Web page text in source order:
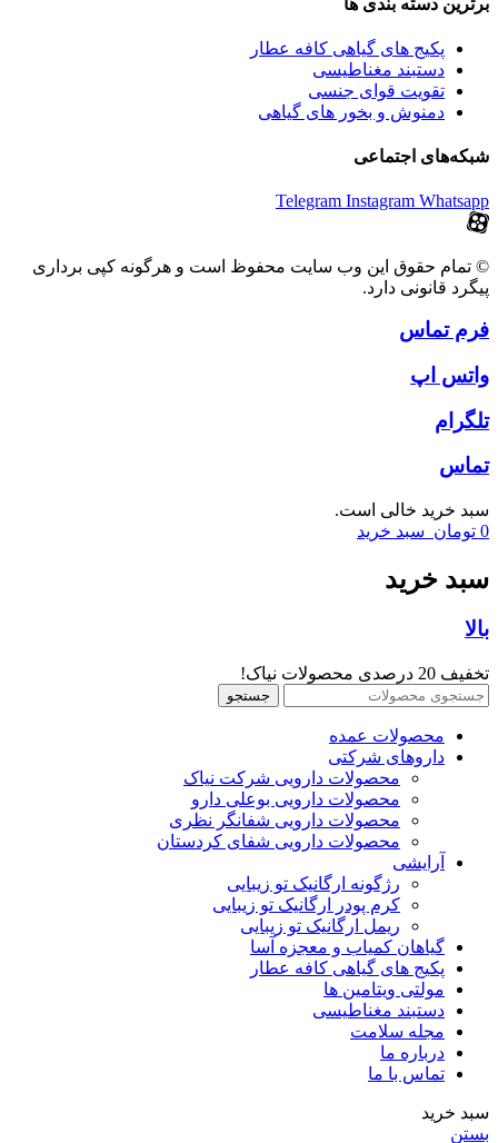
پکیج های گیاهی کافه عطار
دستبند مغناطیسی
تقویت قوای جنسی
دمنوش و بخور های گیاهی
شبکه‌های اجتماعی
Telegram Instagram Whatsapp
© تمام حقوق این وب سایت محفوظ است و هرگونه کپی برداری
پیگرد قانونی دارد.
فرم تماس
واتس اپ
تلگرام
تماس
سبد خرید خالی است.
0 تومان سبد خرید
سبد خرید
بالا
تخفیف 20 درصدی محصولات نیاک!
جستجو
محصولات عمده
داروهای شرکتی
محصولات دارویی شرکت نیاک
محصولات دارویی بوعلی دارو
محصولات دارویی شفانگر نظری
محصولات دارویی شفای کردستان
آرایشی
رژگونه ارگانیک تو زیبایی
کرم پودر ارگانیک تو زیبایی
ریمل ارگانیک تو زیبایی
گیاهان کمیاب و معجزه آسا
پکیج های گیاهی کافه عطار
مولتی ویتامین ها
دستبند مغناطیسی
مجله سلامت
درباره ما
تماس با ما
سبد خرید
بستن